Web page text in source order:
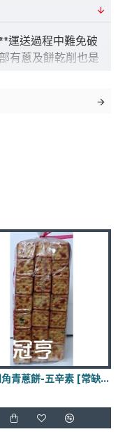
運送過程中難免破
有蔥及餅乾削也是
出貨日期。
"貨到手續費"
有效日期前90天以
泰鄉四角青蔥餅-五辛素 [常缺貨下單前請先詢問]